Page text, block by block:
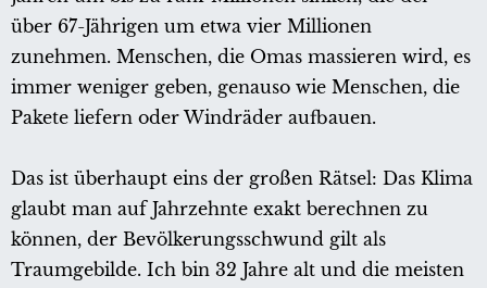
über 67-Jährigen um etwa vier Millionen
zunehmen. Menschen, die Omas massieren wird, es
immer weniger geben, genauso wie Menschen, die
Pakete liefern oder Windräder aufbauen.
Das ist überhaupt eins der großen Rätsel: Das Klima
glaubt man auf Jahrzehnte exakt berechnen zu
können, der Bevölkerungsschwund gilt als
Traumgebilde. Ich bin 32 Jahre alt und die meisten